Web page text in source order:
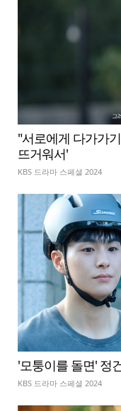
"서로에게 다가가기 위해,,," 드라마
뜨거워서'
KBS 드라마 스페셜 2024
'모퉁이를 돌면' 정
KBS 드라마 스페셜 2024